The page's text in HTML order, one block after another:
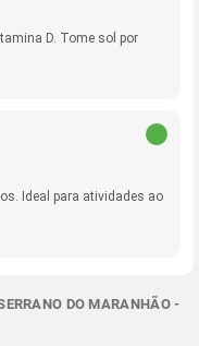
D. Tome sol por
Ideal para atividades ao
DO MARANHÃO -